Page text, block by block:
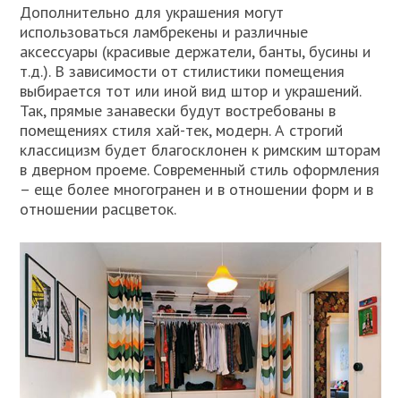
Дополнительно для украшения могут
использоваться ламбрекены и различные
аксессуары (красивые держатели, банты, бусины и
т.д.). В зависимости от стилистики помещения
выбирается тот или иной вид штор и украшений.
Так, прямые занавески будут востребованы в
помещениях стиля хай-тек, модерн. А строгий
классицизм будет благосклонен к римским шторам
в дверном проеме. Современный стиль оформления
– еще более многогранен и в отношении форм и в
отношении расцветок.